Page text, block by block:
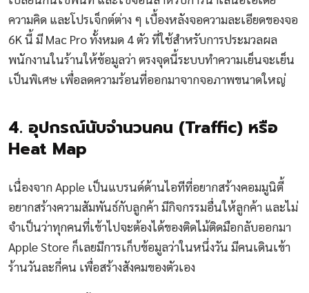
ความคิด และโปรเจ็กต์ต่าง ๆ เบื้องหลังจอความละเอียดของจอ
6K นี้ มี Mac Pro ทั้งหมด 4 ตัว ที่ใช้สำหรับการประมวลผล
พนักงานในร้านให้ข้อมูลว่า ตรงจุดนี้ระบบทำความเย็นจะเย็น
เป็นพิเศษ เพื่อลดความร้อนที่ออกมาจากจอภาพขนาดใหญ่
4. อุปกรณ์นับจำนวนคน (Traffic) หรือ
Heat Map
เนื่องจาก Apple เป็นแบรนด์ด้านไอทีที่อยากสร้างคอมมูนิตี้
อยากสร้างความสัมพันธ์กับลูกค้า มีกิจกรรมอื่นให้ลูกค้า และไม่
จำเป็นว่าทุกคนที่เข้าไปจะต้องได้ของติดไม้ติดมือกลับออกมา
Apple Store ก็เลยมีการเก็บข้อมูลว่าในหนึ่งวัน มีคนเดินเข้า
ร้านวันละกี่คน เพื่อสร้างสังคมของตัวเอง